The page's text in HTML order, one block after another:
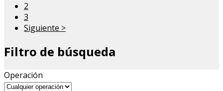
2
3
Siguiente >
Filtro de búsqueda
Operación